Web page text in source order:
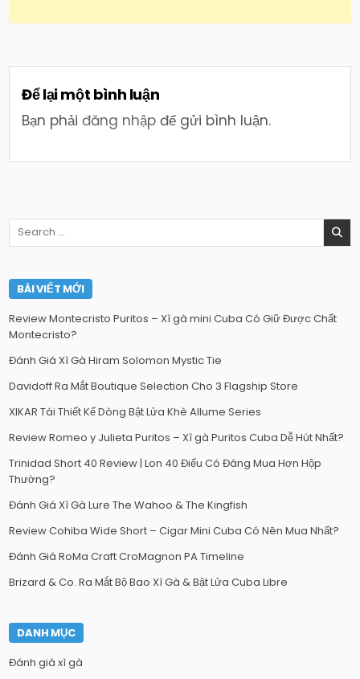
Để lại một bình luận
Bạn phảiđăng nhập để gửi bình luận.
Search
BÀI VIẾT MỚI
Review Montecristo Puritos – Xì gà mini Cuba Có Giữ Được Chất
Montecristo?
Đánh Giá Xì Gà Hiram Solomon Mystic Tie
Davidoff Ra Mắt Boutique Selection Cho 3 Flagship Store
XIKAR Tái Thiết Kế Dòng Bật Lửa Khè Allume Series
Review Romeo y Julieta Puritos – Xì gà Puritos Cuba Dễ Hút Nhất?
Trinidad Short 40 Review | Lon 40 Điếu Có Đáng Mua Hơn Hộp
Thường?
Đánh Giá Xì Gà Lure The Wahoo & The Kingfish
Review Cohiba Wide Short – Cigar Mini Cuba Có Nên Mua Nhất?
Đánh Giá RoMa Craft CroMagnon PA Timeline
Brizard & Co. Ra Mắt Bộ Bao Xì Gà & Bật Lửa Cuba Libre
DANH MỤC
Đánh giá xì gà